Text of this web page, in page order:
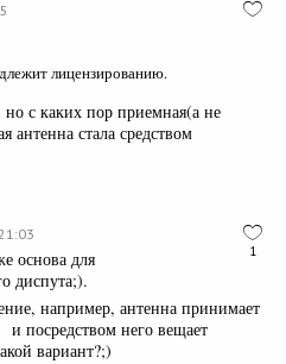
лицензированию.
с каких пор приемная(а не
антенна стала средством
1
основа для
диспута;).
например, антенна принимает
и посредством него вещает
вариант?;)